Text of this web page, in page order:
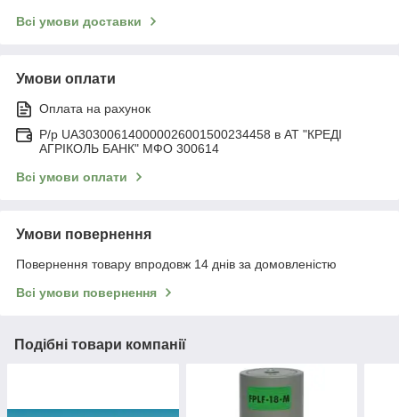
Всі умови доставки
Умови оплати
Оплата на рахунок
Р/р UA303006140000026001500234458 в АТ "КРЕДІ
АГРІКОЛЬ БАНК" МФО 300614
Всі умови оплати
Умови повернення
Повернення товару впродовж 14 днів за домовленістю
Всі умови повернення
Подібні товари компанії